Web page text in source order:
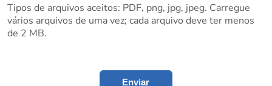
Tipos de arquivos aceitos: PDF, png, jpg, jpeg. Carregue
vários arquivos de uma vez; cada arquivo deve ter menos
de 2 MB.
Enviar